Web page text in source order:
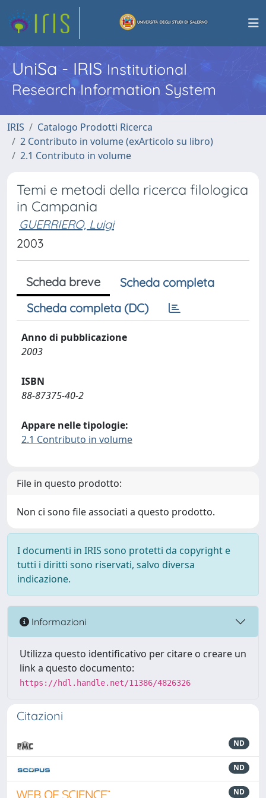
UniSa - IRISInstitutional
Research Information System
IRIS
Catalogo Prodotti Ricerca
2 Contributo in volume (exArticolo su libro)
2.1 Contributo in volume
Temi e metodi della ricerca filologica
in Campania
GUERRIERO, Luigi
2003
Scheda breve
Scheda completa
Scheda completa (DC)
Anno di pubblicazione
2003
ISBN
88-87375-40-2
Appare nelle tipologie:
2.1 Contributo in volume
File in questo prodotto:
Non ci sono file associati a questo prodotto.
I documenti in IRIS sono protetti da copyright e
tutti i diritti sono riservati, salvo diversa
indicazione.
Informazioni
Utilizza questo identificativo per citare o creare un
link a questo documento:
https://hdl.handle.net/11386/4826326
Citazioni
ND
ND
ND